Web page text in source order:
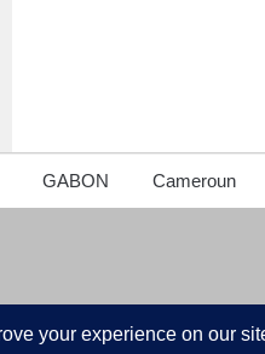
GABON Cameroun